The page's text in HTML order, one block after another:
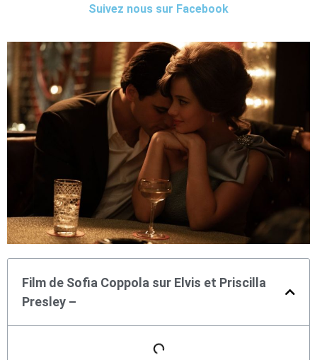
Suivez nous sur Facebook
Film de Sofia Coppola sur Elvis et Priscilla
Presley –